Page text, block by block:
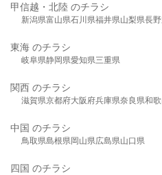
甲信越・北陸 のチラシ
新潟県富山県石川県福井県山梨県長
東海 のチラシ
岐阜県静岡県愛知県三重県
関西 のチラシ
滋賀県京都府大阪府兵庫県奈良県和
中国 のチラシ
鳥取県島根県岡山県広島県山口県
四国 のチラシ